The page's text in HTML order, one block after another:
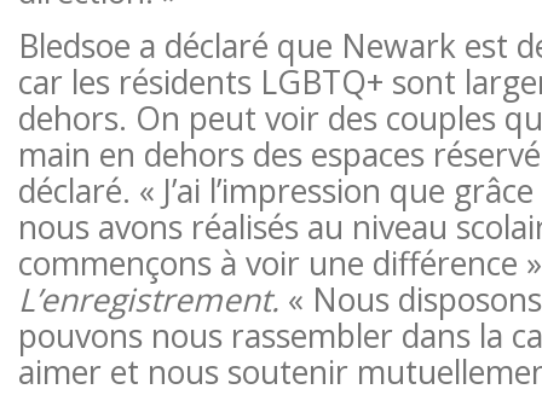
Bledsoe a déclaré que Newark est
car les résidents LGBTQ+ sont
dehors. On peut voir des couples
main en dehors des espaces
déclaré. « J’ai l’impression que
nous avons réalisés au niveau
commençons à voir une différence
L’enregistrement. « Nous
pouvons nous rassembler dans la
aimer et nous soutenir